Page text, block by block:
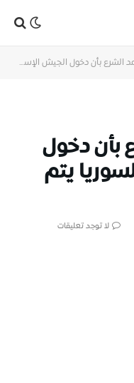
دخول الجيش الإسرائيلي لسوريا يتم بالتنسيق معه؟
بأن دخول
يتم
لا توجد تعليقات